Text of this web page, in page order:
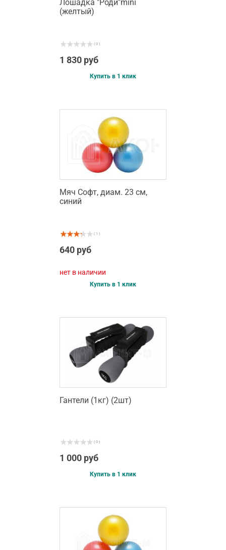
Лошадка "Роди"mini
(желтый)
( 0 )
1 830 руб
Купить в 1 клик
Мяч Софт, диам. 23 см,
синий
( 1 )
640 руб
нет в наличии
Купить в 1 клик
Гантели (1кг) (2шт)
( 0 )
1 000 руб
Купить в 1 клик